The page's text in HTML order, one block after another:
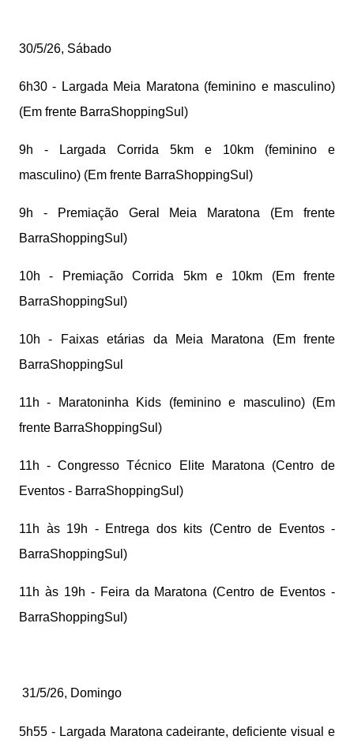
30/5/26, Sábado
6h30 - Largada Meia Maratona (feminino e masculino)
(Em frente BarraShoppingSul)
9h - Largada Corrida 5km e 10km (feminino e
masculino) (Em frente BarraShoppingSul)
9h - Premiação Geral Meia Maratona (Em frente
BarraShoppingSul)
10h - Premiação Corrida 5km e 10km (Em frente
BarraShoppingSul)
10h - Faixas etárias da Meia Maratona (Em frente
BarraShoppingSul
11h - Maratoninha Kids (feminino e masculino) (Em
frente BarraShoppingSul)
11h - Congresso Técnico Elite Maratona (Centro de
Eventos - BarraShoppingSul)
11h às 19h - Entrega dos kits (Centro de Eventos -
BarraShoppingSul)
11h às 19h - Feira da Maratona (Centro de Eventos -
BarraShoppingSul)
31/5/26, Domingo
5h55 - Largada Maratona cadeirante, deficiente visual e